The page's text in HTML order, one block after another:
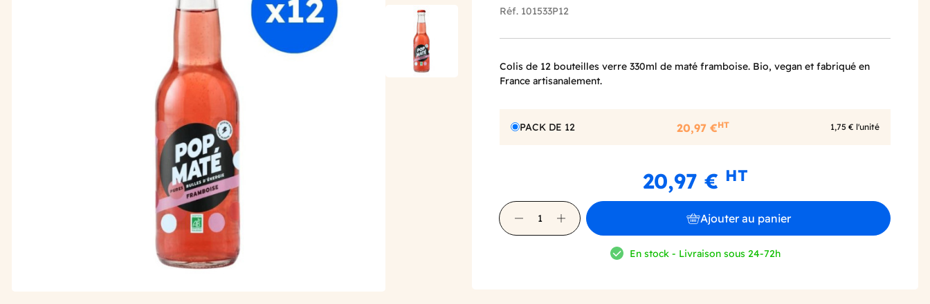
Réf. 101533P12
Colis de 12 bouteilles verre 330ml de maté framboise. Bio, vegan et fabriqué en
France artisanalement.
PACK DE 12 20,97 €HT 1,75 € l'unité
20,97 € HT
Ajouter au panier
En stock - Livraison sous 24-72h